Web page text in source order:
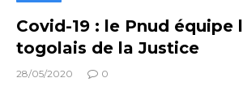
Covid-19 : le Pnud équipe
togolais de la Justice
28/05/2020 0